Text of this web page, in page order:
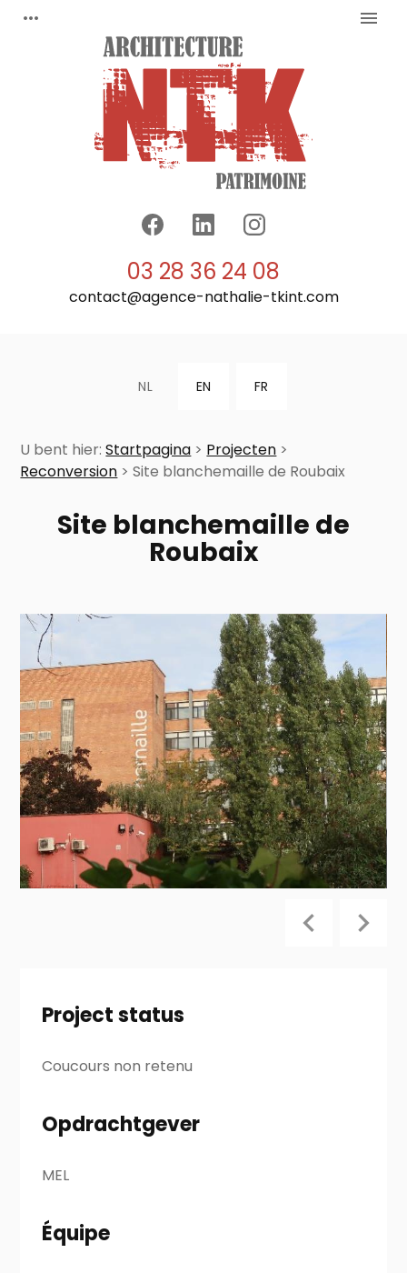
more_horiz menu
03 28 36 24 08
contact@agence-nathalie-tkint.com
NL EN FR
U bent hier:Startpagina > Projecten >
Reconversion >Site blanchemaille de Roubaix
Site blanchemaille de
Roubaix
Project status
Coucours non retenu
Opdrachtgever
MEL
Équipe